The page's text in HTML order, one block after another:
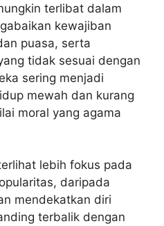
terlibat dalam
kewajiban
puasa, serta
tidak sesuai dengan
sering menjadi
mewah dan kurang
moral yang agama
lebih fokus pada
daripada
mendekatkan diri
terbalik dengan